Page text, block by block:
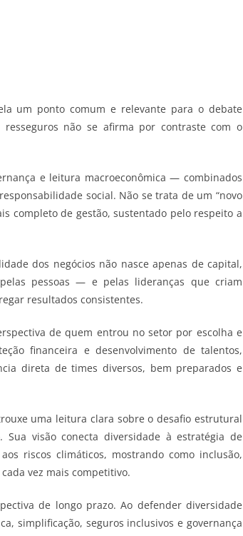
um ponto comum e relevante para o debate
não se afirma por contraste com o
e leitura macroeconômica — combinados
social. Não se trata de um “novo
completo de gestão, sustentado pelo respeito a
dos negócios não nasce apenas de capital,
pessoas — e pelas lideranças que criam
resultados consistentes.
de quem entrou no setor por escolha e
financeira e desenvolvimento de talentos,
direta de times diversos, bem preparados e
uma leitura clara sobre o desafio estrutural
visão conecta diversidade à estratégia de
riscos climáticos, mostrando como inclusão,
vez mais competitivo.
de longo prazo. Ao defender diversidade
simplificação, seguros inclusivos e governança